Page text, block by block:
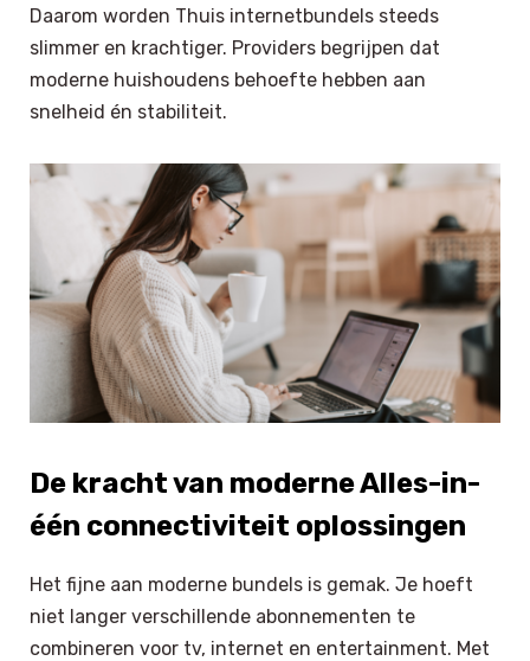
Daarom worden Thuis internetbundels steeds
slimmer en krachtiger. Providers begrijpen dat
moderne huishoudens behoefte hebben aan
snelheid én stabiliteit.
De kracht van moderne Alles-in-
één connectiviteit oplossingen
Het fijne aan moderne bundels is gemak. Je hoeft
niet langer verschillende abonnementen te
combineren voor tv, internet en entertainment. Met